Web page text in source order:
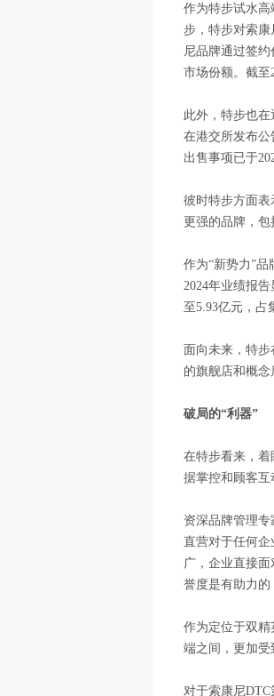
作为特步试水
步，特步对索
尼品牌通过签
市场份额。截至
此外，特步也
在港交所发布公
出售事项已于
彼时特步方面
更强的品牌，包
作为“新势力”
2024年业绩报
至5.93亿元，占
面向未来，特
的旗舰店和概念
破局的“利器”
在特步看来，
据掌控和顾客互
资深品牌管理
直营对于任何
广，企业直接
誉度是有助力的
作为定位于双
端之间，更加受
对于索康尼